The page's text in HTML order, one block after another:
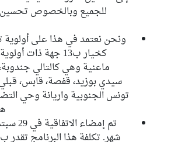
للجميع وبالخصوص تحسين
ونحن نعتمد في هذا على أولوية
ماعنية وهي كالتالي
سيدي بوزيد، قفصة، قابس،
تونس الجنوبية واريانة وحي